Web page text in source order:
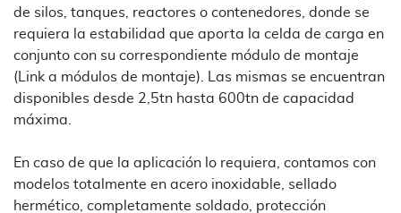
de silos, tanques, reactores o contenedores, donde se
requiera la estabilidad que aporta la celda de carga en
conjunto con su correspondiente módulo de montaje
(Link a módulos de montaje). Las mismas se encuentran
disponibles desde 2,5tn hasta 600tn de capacidad
máxima.
En caso de que la aplicación lo requiera, contamos con
modelos totalmente en acero inoxidable, sellado
hermético, completamente soldado, protección